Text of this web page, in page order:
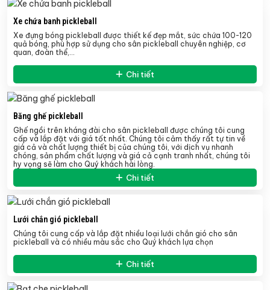
Xe chứa banh pickleball
Xe đựng bóng pickleball
được thiết kế đẹp mắt, sức chứa 100-120
quả bóng, phù hợp sử dụng cho sân pickleball chuyên nghiệp, cơ
quan, đoàn thể,…
Chi tiết
Băng ghế pickleball
Ghế ngồi trên kháng đài cho sân pickleball được chúng tôi cung
cấp và lắp đặt với giá tốt nhất. Chúng tôi cảm thấy rất tự tin về
giá cả và chất lượng thiết bị của chúng tôi, với dịch vụ nhanh
chóng, sản phẩm chất lượng và giá cả cạnh tranh nhất, chúng tôi
hy vọng sẽ làm cho Quý khách hài lòng.
Chi tiết
Lưới chắn gió pickleball
Chúng tôi cung cấp và lắp đặt nhiều loại lưới chắn gió cho sân
pickleball và có nhiều màu sắc cho Quý khách lựa chọn
Chi tiết